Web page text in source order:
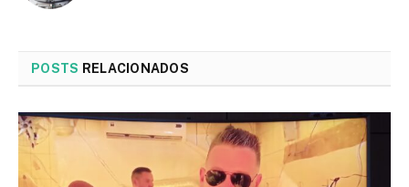
POSTS RELACIONADOS